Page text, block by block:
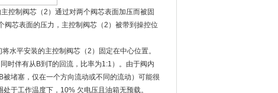
制阀芯（2）通过对两个阀芯表面加压而被固
芯表面的压力，主控制阀芯（2）被带到操控位
水平安装的主控制阀芯（2）固定在中心位置。
时伴有从B到T的回流，比率为1:1）。由于阀内
堵塞，仅在一个方向流动或不同的流动）可能很
于工作温度下，10% 欠电压且油箱无预载。